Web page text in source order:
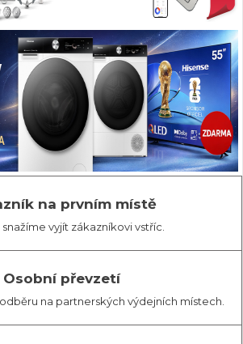
na prvním místě
snažíme vyjít zákazníkovi vstříc.
Osobní převzetí
na partnerských výdejních místech.